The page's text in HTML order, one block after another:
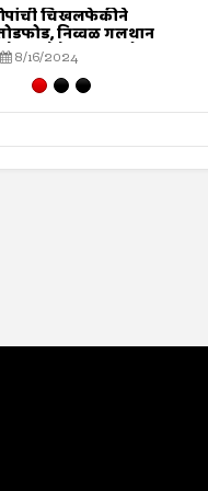
चिखलफेकीने
निव्वळ गलथान
जनसेवेचा बट्ट्याबोळ...!
8/16/2024